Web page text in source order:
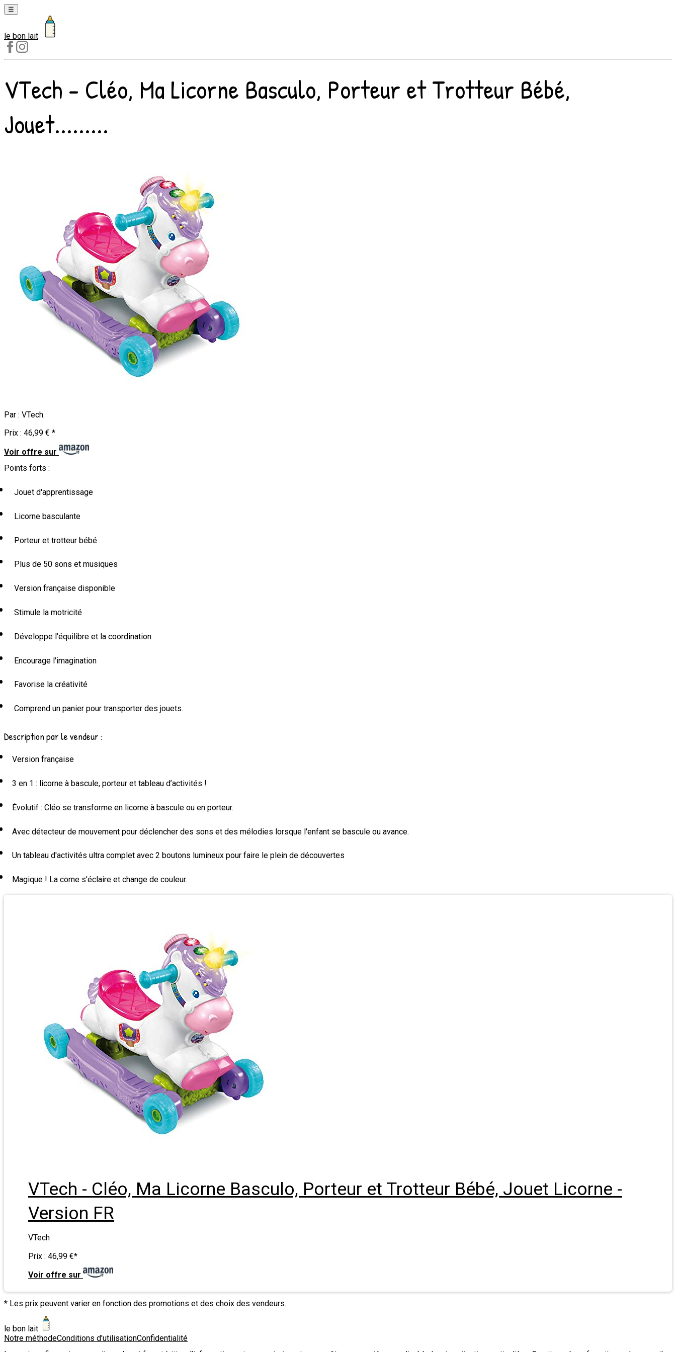
☰
Laits
1er
âge
Laits
2e
Laits
de
le bon lait
VTech - Cléo, Ma Licorne Basculo, Porteur et Trotteur Bébé,
Jouet.........
Par : VTech.
Prix : 46,99 € *
Voir offre sur
Points forts :
Jouet d'apprentissage
Licorne basculante
Porteur et trotteur bébé
Plus de 50 sons et musiques
Version française disponible
Stimule la motricité
Développe l'équilibre et la coordination
Encourage l'imagination
Favorise la créativité
Comprend un panier pour transporter des jouets.
Description par le vendeur :
Version française
3 en 1 : licorne à bascule, porteur et tableau d’activités !
Évolutif : Cléo se transforme en licorne à bascule ou en porteur.
Avec détecteur de mouvement pour déclencher des sons et des mélodies lorsque l'enfant se bascule ou avance.
Un tableau d'activités ultra complet avec 2 boutons lumineux pour faire le plein de découvertes
Magique ! La corne s’éclaire et change de couleur.
VTech - Cléo, Ma Licorne Basculo, Porteur et Trotteur Bébé, Jouet Licorne -
Version FR
VTech
Prix : 46,99 €*
Voir offre sur
* Les prix peuvent varier en fonction des promotions et des choix des vendeurs.
le bon lait
Notre méthodeConditions d'utilisationConfidentialité